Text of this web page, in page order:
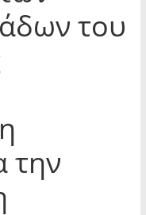
του
την